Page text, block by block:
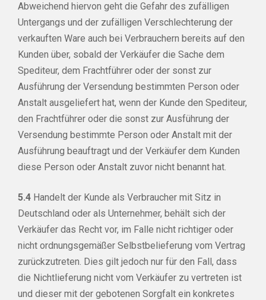
Abweichend hiervon geht die Gefahr des zufälligen
Untergangs und der zufälligen Verschlechterung der
verkauften Ware auch bei Verbrauchern bereits auf den
Kunden über, sobald der Verkäufer die Sache dem
Spediteur, dem Frachtführer oder der sonst zur
Ausführung der Versendung bestimmten Person oder
Anstalt ausgeliefert hat, wenn der Kunde den Spediteur,
den Frachtführer oder die sonst zur Ausführung der
Versendung bestimmte Person oder Anstalt mit der
Ausführung beauftragt und der Verkäufer dem Kunden
diese Person oder Anstalt zuvor nicht benannt hat.
5.4 Handelt der Kunde als Verbraucher mit Sitz in
Deutschland oder als Unternehmer, behält sich der
Verkäufer das Recht vor, im Falle nicht richtiger oder
nicht ordnungsgemäßer Selbstbelieferung vom Vertrag
zurückzutreten. Dies gilt jedoch nur für den Fall, dass
die Nichtlieferung nicht vom Verkäufer zu vertreten ist
und dieser mit der gebotenen Sorgfalt ein konkretes